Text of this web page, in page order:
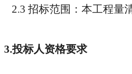
2.3 招标范围：本工程量
3.投标人资格要求